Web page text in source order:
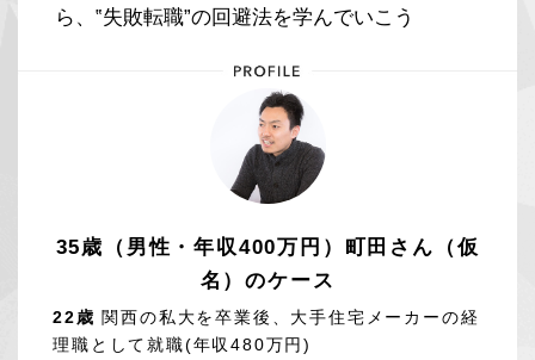
ら、‟失敗転職”の回避法を学んでいこう
35歳（男性・年収400万円）町田さん（仮
名）のケース
22歳 関西の私大を卒業後、大手住宅メーカーの経
理職として就職(年収480万円)